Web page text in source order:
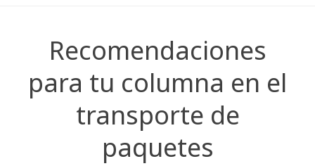
Recomendaciones
para tu columna en el
transporte de
paquetes